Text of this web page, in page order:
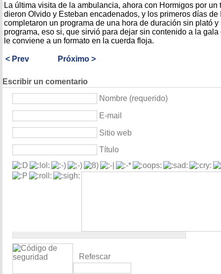
La última visita de la ambulancia, ahora con Hormigos por
dieron Olvido y Esteban encadenados, y los primeros días
completaron un programa de una hora de duración sin plató y
programa, eso si, que sirvió para dejar sin contenido a la
le conviene a un formato en la cuerda floja.
< Prev Próximo >
Escribir un comentario
Nombre (requerido)
E-mail
Sitio web
Título
Refescar